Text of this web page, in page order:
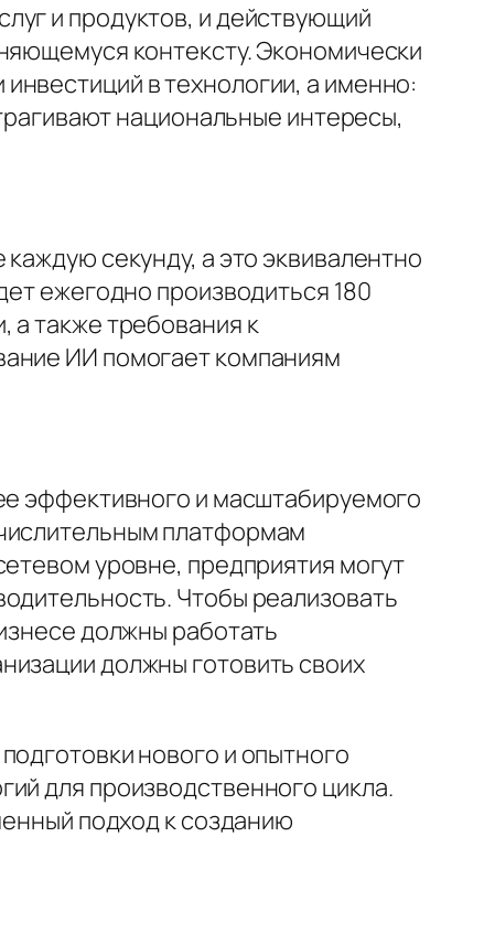
и продуктов, и действующий
контексту. Экономически
в технологии, а именно:
национальные интересы,
секунду, а это эквивалентно
ежегодно производиться 180
а также требования к
ИИ помогает компаниям
эффективного и масштабируемого
платформам
уровне, предприятия могут
Чтобы реализовать
должны работать
должны готовить своих
нового и опытного
для производственного цикла.
подход к созданию